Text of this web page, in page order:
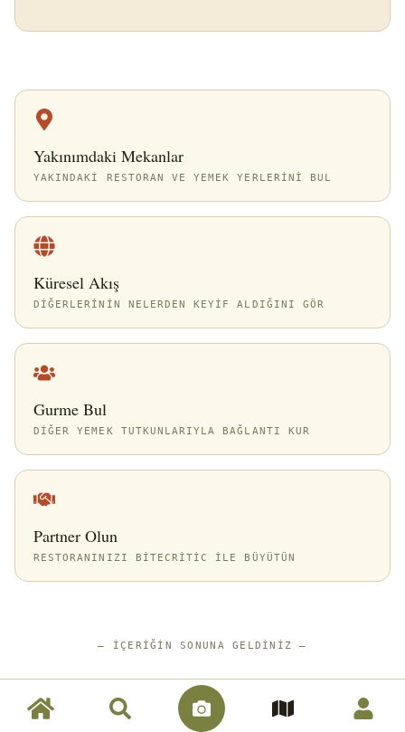
Yakınımdaki Mekanlar
YAKINDAKI RESTORAN VE YEMEK YERLERINI BUL
Küresel Akış
DIĞERLERININ NELERDEN KEYIF ALDIĞINI GÖR
Gurme Bul
DIĞER YEMEK TUTKUNLARIYLA BAĞLANTI KUR
Partner Olun
RESTORANINIZI BITECRITIC ILE BÜYÜTÜN
— İÇERIĞIN SONUNA GELDINIZ —